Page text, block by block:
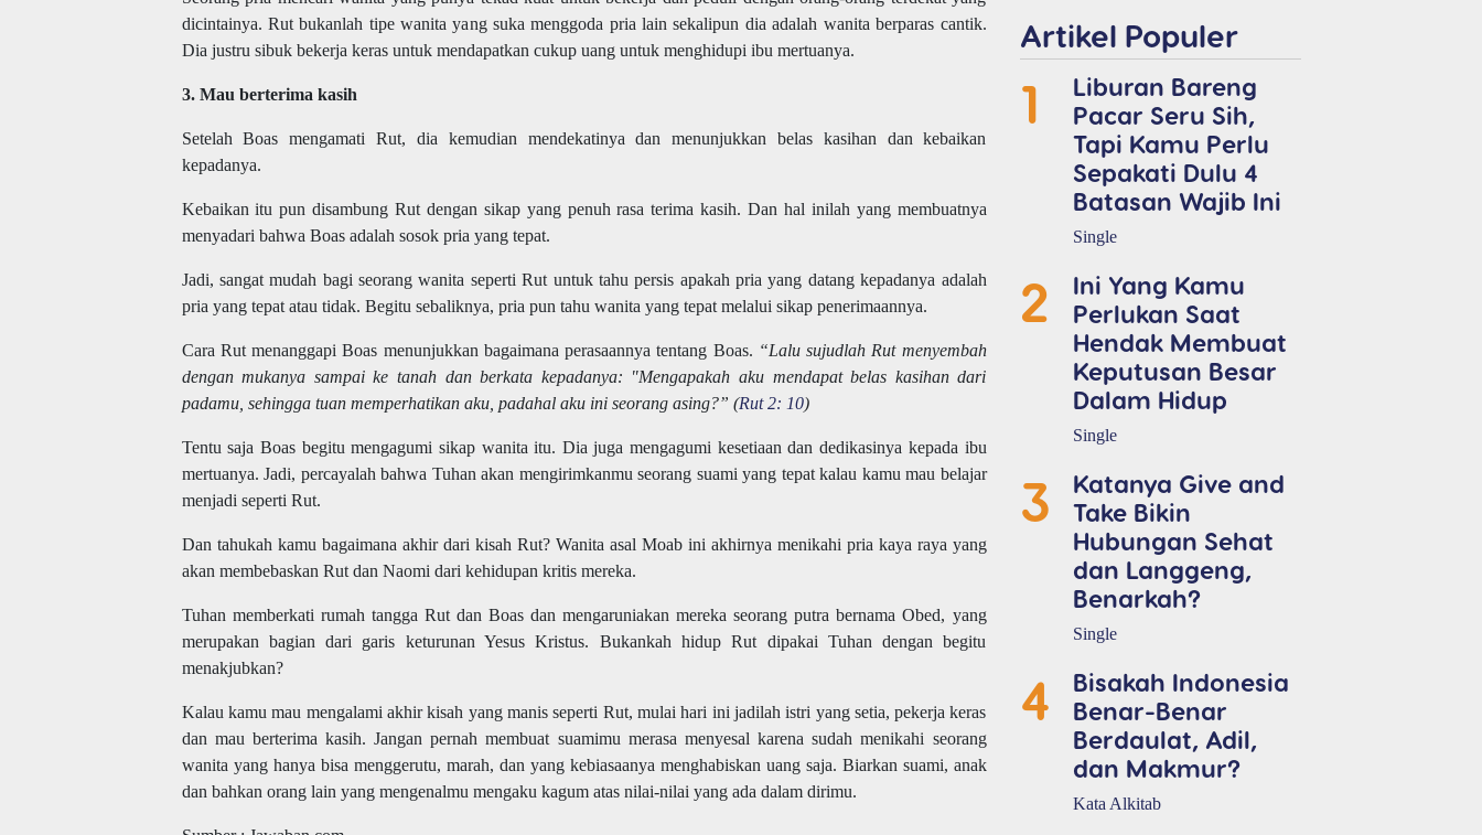
dicintainya. Rut bukanlah tipe wanita yang suka menggoda pria lain sekalipun dia adalah wanita berparas cantik.
Dia justru sibuk bekerja keras untuk mendapatkan cukup uang untuk menghidupi ibu mertuanya.
3. Mau berterima kasih
Setelah Boas mengamati Rut, dia kemudian mendekatinya dan menunjukkan belas kasihan dan kebaikan
kepadanya.
Kebaikan itu pun disambung Rut dengan sikap yang penuh rasa terima kasih. Dan hal inilah yang membuatnya
menyadari bahwa Boas adalah sosok pria yang tepat.
Jadi, sangat mudah bagi seorang wanita seperti Rut untuk tahu persis apakah pria yang datang kepadanya adalah
pria yang tepat atau tidak. Begitu sebaliknya, pria pun tahu wanita yang tepat melalui sikap penerimaannya.
Cara Rut menanggapi Boas menunjukkan bagaimana perasaannya tentang Boas. “Lalu sujudlah Rut menyembah
dengan mukanya sampai ke tanah dan berkata kepadanya: "Mengapakah aku mendapat belas kasihan dari
padamu, sehingga tuan memperhatikan aku, padahal aku ini seorang asing?” (Rut 2: 10)
Tentu saja Boas begitu mengagumi sikap wanita itu. Dia juga mengagumi kesetiaan dan dedikasinya kepada ibu
mertuanya. Jadi, percayalah bahwa Tuhan akan mengirimkanmu seorang suami yang tepat kalau kamu mau belajar
menjadi seperti Rut.
Dan tahukah kamu bagaimana akhir dari kisah Rut? Wanita asal Moab ini akhirnya menikahi pria kaya raya yang
akan membebaskan Rut dan Naomi dari kehidupan kritis mereka.
Tuhan memberkati rumah tangga Rut dan Boas dan mengaruniakan mereka seorang putra bernama Obed, yang
merupakan bagian dari garis keturunan Yesus Kristus. Bukankah hidup Rut dipakai Tuhan dengan begitu
menakjubkan?
Kalau kamu mau mengalami akhir kisah yang manis seperti Rut, mulai hari ini jadilah istri yang setia, pekerja keras
dan mau berterima kasih. Jangan pernah membuat suamimu merasa menyesal karena sudah menikahi seorang
wanita yang hanya bisa menggerutu, marah, dan yang kebiasaanya menghabiskan uang saja. Biarkan suami, anak
dan bahkan orang lain yang mengenalmu mengaku kagum atas nilai-nilai yang ada dalam dirimu.
Artikel Populer
1
Liburan Bareng
Pacar Seru Sih,
Tapi Kamu Perlu
Sepakati Dulu 4
Batasan Wajib Ini
Single
2
Ini Yang Kamu
Perlukan Saat
Hendak Membuat
Keputusan Besar
Dalam Hidup
Single
3
Katanya Give and
Take Bikin
Hubungan Sehat
dan Langgeng,
Benarkah?
Single
4
Bisakah Indonesia
Benar-Benar
Berdaulat, Adil,
dan Makmur?
Kata Alkitab